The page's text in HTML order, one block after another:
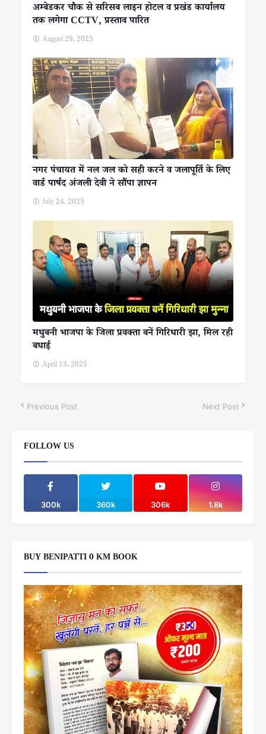
अम्बेडकर चौक से सरिसब लाइन होटल व प्रखंड कार्यालय
तक लगेगा CCTV, प्रस्ताव पारित
August 29, 2025
नगर पंचायत में नल जल को सही करने व जलापूर्ति के लिए
वार्ड पार्षद अंजली देवी ने सौंपा ज्ञापन
July 24, 2025
मधुबनी भाजपा के जिला प्रवक्ता बनें गिरिधारी झा, मिल रही
बधाई
April 13, 2025
Previous Post Next Post
FOLLOW US
300k 360k 306k 1.8k
BUY BENIPATTI 0 KM BOOK